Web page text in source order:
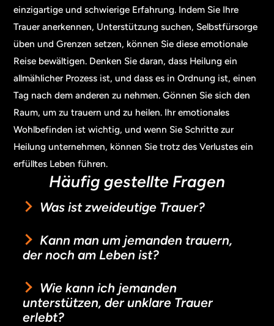
einzigartige und schwierige Erfahrung. Indem Sie Ihre
Trauer anerkennen, Unterstützung suchen, Selbstfürsorge
üben und Grenzen setzen, können Sie diese emotionale
Reise bewältigen. Denken Sie daran, dass Heilung ein
allmählicher Prozess ist, und dass es in Ordnung ist, einen
Tag nach dem anderen zu nehmen. Gönnen Sie sich den
Raum, um zu trauern und zu heilen. Ihr emotionales
Wohlbefinden ist wichtig, und wenn Sie Schritte zur
Heilung unternehmen, können Sie trotz des Verlustes ein
erfülltes Leben führen.
Häufig gestellte Fragen
Was ist zweideutige Trauer?
Kann man um jemanden trauern,
der noch am Leben ist?
Wie kann ich jemanden
unterstützen, der unklare Trauer
erlebt?